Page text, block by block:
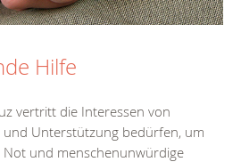
Hilfe
vertritt die Interessen von
und Unterstützung bedürfen, um
Not und menschenunwürdige